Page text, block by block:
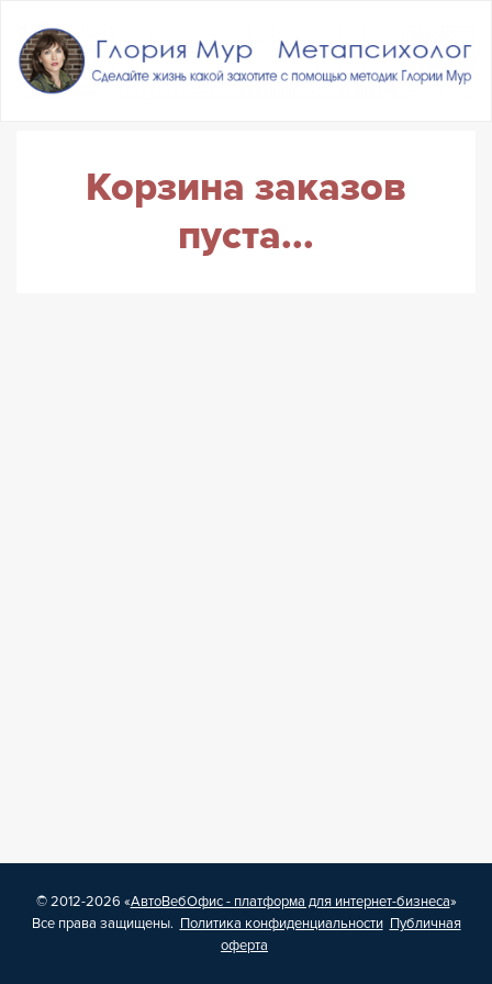
Корзина заказов
пуста...
© 2012-2026 «АвтоВебОфис - платформа для интернет-бизнеса»
Все права защищены. Политика конфиденциальности Публичная
оферта